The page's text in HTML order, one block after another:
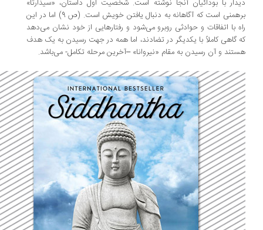
با بودائیان آنجا نوشته است. شخصیت اول داستان، «سیذارتا»
برهمنی است که آگاهانه به دنبال یافتن خویش است. (ص 9) اما در این
با اتفاقات و حوادثی روبرو می‌شود و رفتارهایی از خود نشان می‌دهد
گاهی کاملاً با یکدیگر در تضادند، اما همه در جهت رسیدن به یک هدف
و آن رسیدن به مقام «نیروانا» –آخرین مرحله تکامل- می‌باشد.